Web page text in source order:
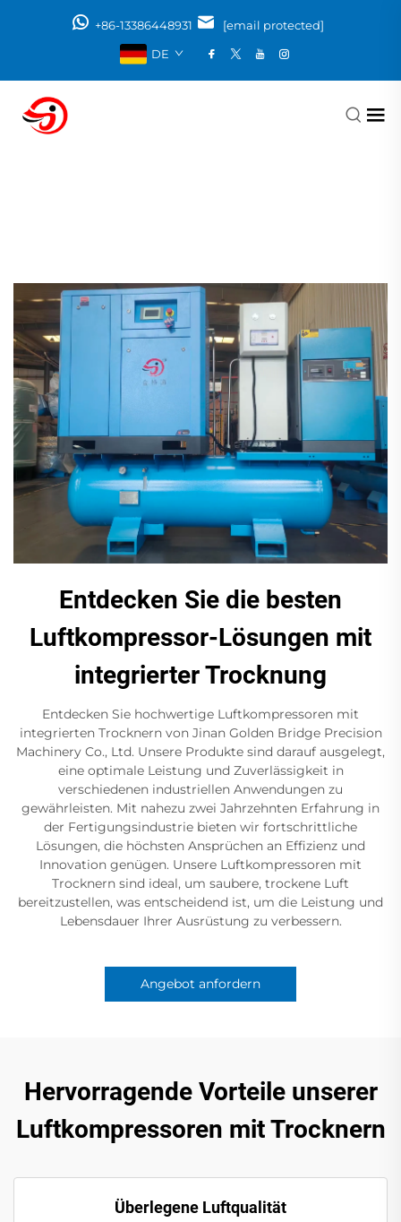
+86-13386448931
[email protected]
DE
Entdecken Sie die besten
Luftkompressor-Lösungen mit
integrierter Trocknung
Entdecken Sie hochwertige Luftkompressoren mit
integrierten Trocknern von Jinan Golden Bridge Precision
Machinery Co., Ltd. Unsere Produkte sind darauf ausgelegt,
eine optimale Leistung und Zuverlässigkeit in
verschiedenen industriellen Anwendungen zu
gewährleisten. Mit nahezu zwei Jahrzehnten Erfahrung in
der Fertigungsindustrie bieten wir fortschrittliche
Lösungen, die höchsten Ansprüchen an Effizienz und
Innovation genügen. Unsere Luftkompressoren mit
Trocknern sind ideal, um saubere, trockene Luft
bereitzustellen, was entscheidend ist, um die Leistung und
Lebensdauer Ihrer Ausrüstung zu verbessern.
Angebot anfordern
Hervorragende Vorteile unserer
Luftkompressoren mit Trocknern
Überlegene Luftqualität